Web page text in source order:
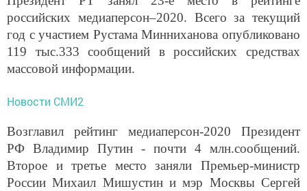
российских медиаперсон–2020. Всего за текущий
год с участием Рустама Минниханова опубликовано
119 тыс.333 сообщений в российских средствах
массовой информации.
Новости СМИ2
Возглавил рейтинг медиаперсон-2020 Президент
РФ Владимир Путин - почти 4 млн.сообщений.
Второе и третье место заняли Премьер-министр
России Михаил Мишустин и мэр Москвы Сергей